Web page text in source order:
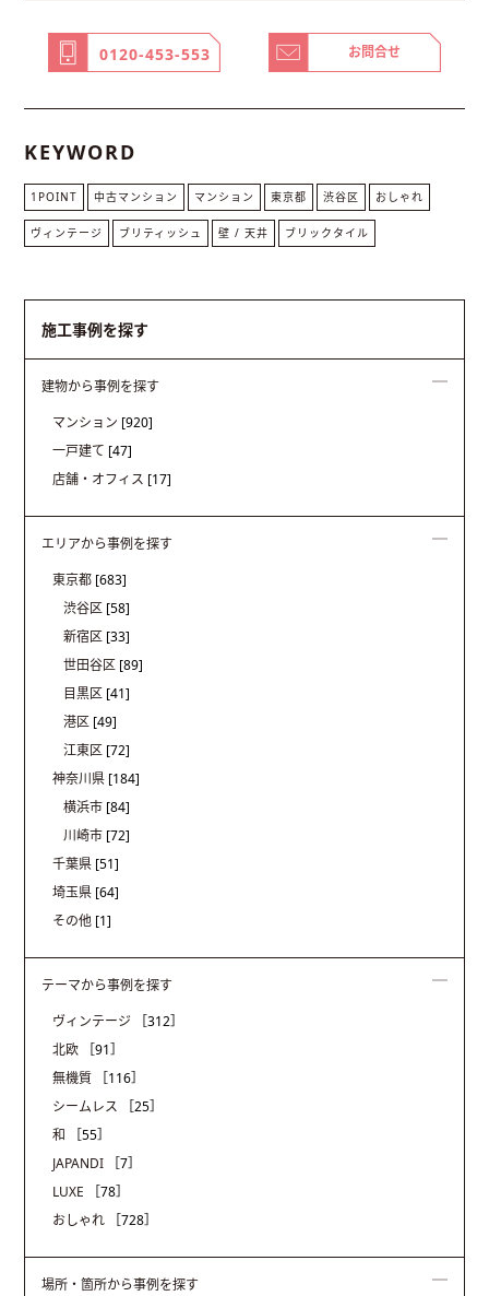
0120-453-553 お問合せ
KEYWORD
1POINT 中古マンション マンション 東京都 渋谷区 おしゃれ
ヴィンテージ ブリティッシュ 壁 / 天井 ブリックタイル
施工事例を探す
建物から事例を探す
マンション [920]
一戸建て [47]
店舗・オフィス [17]
エリアから事例を探す
東京都 [683]
渋谷区 [58]
新宿区 [33]
世田谷区 [89]
目黒区 [41]
港区 [49]
江東区 [72]
神奈川県 [184]
横浜市 [84]
川崎市 [72]
千葉県 [51]
埼玉県 [64]
その他 [1]
テーマから事例を探す
ヴィンテージ
［312］
北欧
［91］
無機質
［116］
シームレス
［25］
和
［55］
JAPANDI
［7］
LUXE
［78］
おしゃれ
［728］
場所・箇所から事例を探す